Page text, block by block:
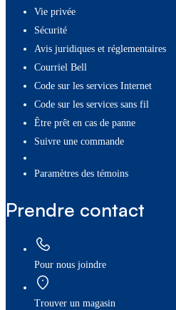
Vie privée
Sécurité
Avis juridiques et réglementaires
Courriel Bell
Code sur les services Internet
Code sur les services sans fil
Être prêt en cas de panne
Suivre une commande
paramètres des témoins
Prendre contact
Pour nous joindre
Trouver un magasin